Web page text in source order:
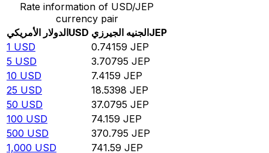
Rate information of USD/JEP
currency pair
الدولار الأمريكيUSD الجنيه الجيرزيJEP
1 USD 0.74159 JEP
5 USD 3.70795 JEP
10 USD 7.4159 JEP
25 USD 18.5398 JEP
50 USD 37.0795 JEP
100 USD 74.159 JEP
500 USD 370.795 JEP
1,000 USD 741.59 JEP